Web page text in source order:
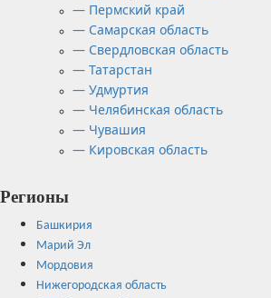
— Пермский край
— Самарская область
— Свердловская область
— Татарстан
— Удмуртия
— Челябинская область
— Чувашия
— Кировская область
Регионы
Башкирия
Марий Эл
Мордовия
Нижегородская область